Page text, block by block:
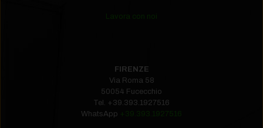
Lavora con noi
FIRENZE
Via Roma 58
50054 Fucecchio
Tel. +39.393.1927516‬
WhatsApp +39.393.1927516